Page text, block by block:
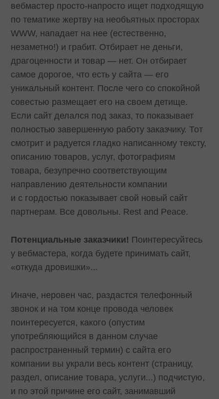
вебмастер просто-напросто ищет подходящую
по тематике жертву на необъятных просторах
WWW, нападает на нее (естественно,
незаметно!) и грабит. Отбирает не деньги,
драгоценности и товар — нет. Он отбирает
самое дорогое, что есть у сайта — его
уникальный контент. После чего со спокойной
совестью размещает его на своем детище.
Если сайт делался под заказ, то показывает
полностью завершенную работу заказчику. Тот
смотрит и радуется гладко написанному тексту,
описанию товаров, услуг, фотографиям
товара, безупречно соответствующим
направлению деятельности компании
и с гордостью показывает свой новый сайт
партнерам. Все довольны. Rest and Peace.
Потенциальные заказчики! Поинтересуйтесь
у вебмастера, когда будете принимать сайт,
«откуда дровишки»...
Иначе, неровен час, раздастся телефонный
звонок и на том конце провода человек
поинтересуется, какого (опустим
употребляющийся в данном случае
распространенный термин) с сайта его
компании вы украли весь контент (страницу,
раздел, описание товара, услуги...) подчистую,
и по этой причине его сайт, занимавший